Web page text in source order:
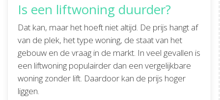
Is een liftwoning duurder?
Dat kan, maar het hoeft niet altijd. De prijs hangt af
van de plek, het type woning, de staat van het
gebouw en de vraag in de markt. In veel gevallen is
een liftwoning populairder dan een vergelijkbare
woning zonder lift. Daardoor kan de prijs hoger
liggen.